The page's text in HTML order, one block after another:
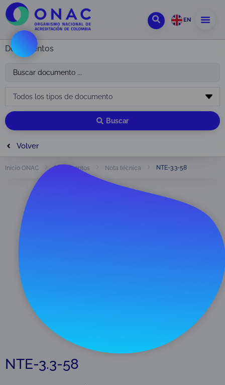
EN
Documentos
Buscar
Volver
Inicio ONAC Documentos Nota técnica NTE-3.3-58
NTE-3.3-58